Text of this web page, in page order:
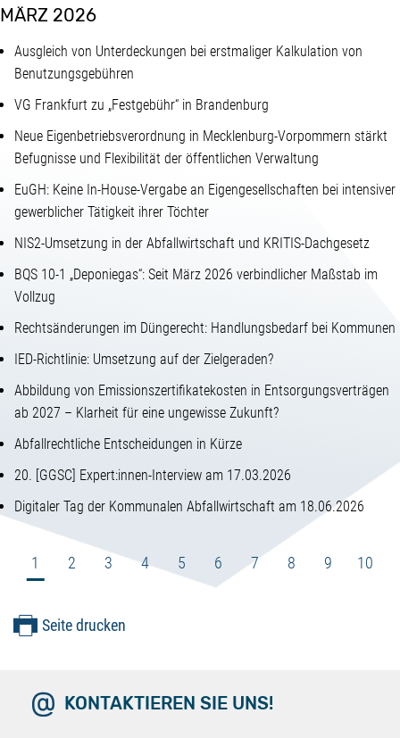
MÄRZ 2026
Ausgleich von Unterdeckungen bei erstmaliger Kalkulation von
Benutzungsgebühren
VG Frankfurt zu „Festgebühr“ in Brandenburg
Neue Eigenbetriebsverordnung in Mecklenburg-Vorpommern stärkt
Befugnisse und Flexibilität der öffentlichen Verwaltung
EuGH: Keine In-House-Vergabe an Eigengesellschaften bei intensiver
gewerblicher Tätigkeit ihrer Töchter
NIS2-Umsetzung in der Abfallwirtschaft und KRITIS-Dachgesetz
BQS 10-1 „Deponiegas“: Seit März 2026 verbindlicher Maßstab im
Vollzug
Rechtsänderungen im Düngerecht: Handlungsbedarf bei Kommunen
IED-Richtlinie: Umsetzung auf der Zielgeraden?
Abbildung von Emissionszertifikatekosten in Entsorgungsverträgen
ab 2027 – Klarheit für eine ungewisse Zukunft?
Abfallrechtliche Entscheidungen in Kürze
20. [GGSC] Expert:innen-Interview am 17.03.2026
Digitaler Tag der Kommunalen Abfallwirtschaft am 18.06.2026
1 2 3 4 5 6 7 8 9 10
Seite drucken
KONTAKTIEREN SIE UNS!